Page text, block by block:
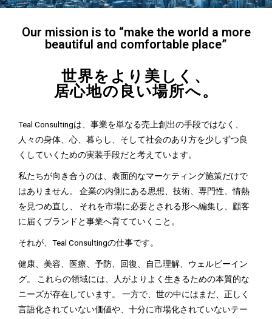
Our mission is to “make the world a more
beautiful and comfortable place”
世界をより美しく、
居心地の良い場所へ。
Teal Consultingは、事業を単なる売上創出の手段ではなく、
人々の身体、心、暮らし、そして社会のあり方を少しずつ良
くしていくための実装手段だと考えています。
私たちが向き合うのは、表面的なマーケティング施策だけで
はありません。 企業の内側にある思想、技術、専門性、情熱
を見つめ直し、 それを市場に必要とされる形へ編集し、顧客
に届くブランドと事業へ育てていくこと。
それが、Teal Consultingの仕事です。
健康、美容、医療、予防、回復、自己理解、ウェルビーイン
グ。 これらの領域には、人がよりよく生きるための本質的な
ニーズが存在しています。 一方で、世の中にはまだ、正しく
言語化されていない価値や、十分に市場化されていないテー